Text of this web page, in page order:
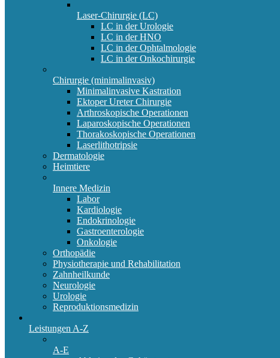
Laser-Chirurgie (LC)
LC in der Urologie
LC in der HNO
LC in der Ophtalmologie
LC in der Onkochirurgie
Chirurgie (minimalinvasiv)
Minimalinvasive Kastration
Ektoper Ureter Chirurgie
Arthroskopische Operationen
Laparoskopische Operationen
Thorakoskopische Operationen
Laserlithotripsie
Dermatologie
Heimtiere
Innere Medizin
Labor
Kardiologie
Endokrinologie
Gastroenterologie
Onkologie
Orthopädie
Physiotherapie und Rehabilitation
Zahnheilkunde
Neurologie
Urologie
Reproduktionsmedizin
Leistungen A-Z
A-E